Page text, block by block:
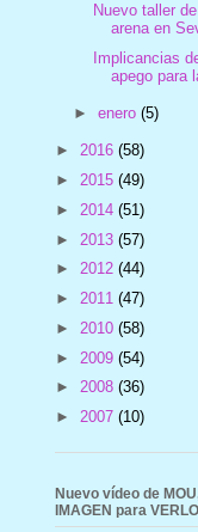
Nuevo taller
arena en
Implicancias
apego para
►enero(5)
► 2016 (58)
► 2015 (49)
► 2014 (51)
► 2013 (57)
► 2012 (44)
► 2011 (47)
► 2010 (58)
► 2009 (54)
► 2008 (36)
► 2007 (10)
Nuevo vídeo de
IMAGEN para VERLO